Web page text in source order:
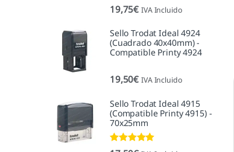
Valorado con
5.00de 5
19,75€ IVA Incluido
Sello Trodat Ideal 4924
(Cuadrado 40x40mm) -
Compatible Printy 4924
19,50€ IVA Incluido
Sello Trodat Ideal 4915
(Compatible Printy 4915) -
70x25mm
Valorado con